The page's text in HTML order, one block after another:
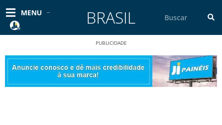
para
conteúdo
MENU BRASIL
PUBLICIDADE